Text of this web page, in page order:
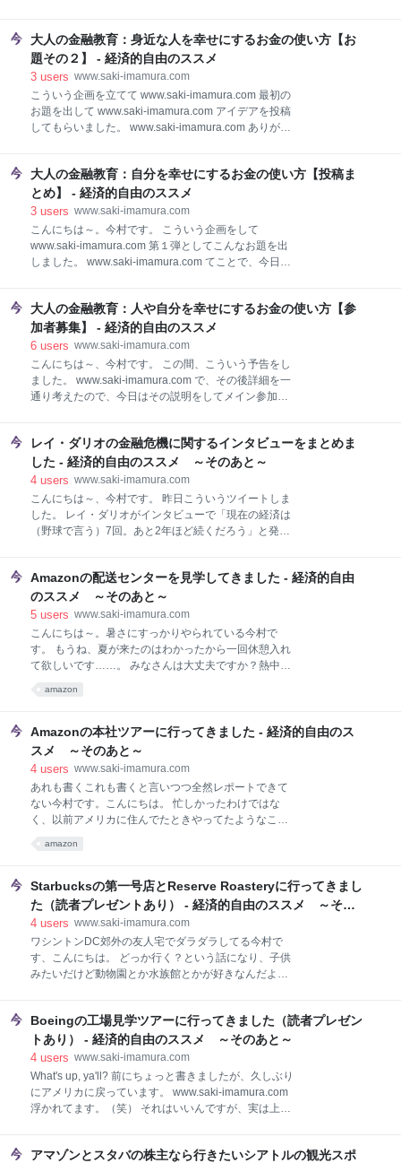
(@kazkazkazuu) November 8, 2018 今
やるつもりなんですが、その関連でビリオネアたちは
どんなお金の使い方をして世の中に貢献しているのか
についてちょっと書きます。 まあビリオネアの財力っ
て一般人とは次元が違いますからね、できることの規
模も当然全く違うっていうのは確かにあります。 でも
それぞれのアプローチを見ているとなかなか興味深い
ン・マスク ジェフ・ベゾス まとめ ウォーレン・バフ
ェット アメリカの慈善家の中で一番多額の寄付をして
いるのがバフェットおじさんです。 毎年バークシャ
大人の金融教育：身近な人を幸せにするお金の使い方【お
題その２】 - 経済的自由のススメ
3 users www.saki-imamura.com
こういう企画を立てて www.saki-imamura.com 最初の
お題を出して www.saki-imamura.com アイデアを投稿
してもらいました。 www.saki-imamura.com ありがと
人の金融教育：#自分を幸せにするお金の使い方 の人
気投票です。 いろいろなアングルがあってどれも参考
になるので是非内容を読んで投票してください。
https://t.co/RxtXuNO0zv — 今村咲 (@saki_imamura)
November 4, 2018 ……ということで、次のお題に行
きますよ。 メイン参加者 Hanaさん KAKA’くん ころす
ナルールの盲点 良かれ
大人の金融教育：自分を幸せにするお金の使い方【投稿ま
とめ】 - 経済的自由のススメ
3 users www.saki-imamura.com
こんにちは～。今村です。 こういう企画をして
www.saki-imamura.com 第１弾としてこんなお題を出
しました。 www.saki-imamura.com てことで、今日は
guriguradonguriさん 石清水鳩子さん appleさん
KAKA’くん ころすけくん 今村咲 人気投票 まとめ 次回
の予告 自分を幸せにするお金の使い方あれこれ 投稿順
にリストしています。みなさんありがとうございまし
た！ guriguradonguriさん 真っ先に投稿してくれたの
は@guriguradonguriさんでした。 素敵な企画ありが
に出す。返事は待たないけれど貰うと嬉しい。相手の
顔を思い浮かべて書いて
大人の金融教育：人や自分を幸せにするお金の使い方【参
加者募集】 - 経済的自由のススメ
6 users www.saki-imamura.com
こんにちは～、今村です。 この間、こういう予告をし
ました。 www.saki-imamura.com で、その後詳細を一
通り考えたので、今日はその説明をしてメイン参加者
しいです。 人や自分を幸せにするお金の使い方を考え
る意義 企画の概要 基本的な流れ 参加方法 ベスト賞 お
こづかいと賞金の受け渡し方法 メイン参加 概要 応募
資格・条件 応募方法 募集期間 選考 問い合わせ 最後に
人や自分を幸せにするお金の使い方を考える意義 ずー
っと前にこういうツイートをしました。 お金に関する
の仕方 若くてスキルも資産もないうちは1、4、3、2
仕事ができるようになってきたら1、3、2、4
レイ・ダリオの金融危機に関するインタビューをまとめま
した - 経済的自由のススメ ～そのあと～
4 users www.saki-imamura.com
こんにちは～、今村です。 昨日こういうツイートしま
した。 レイ・ダリオがインタビューで「現在の経済は
（野球で言う）7回。あと2年ほど続くだろう」と発
れないが、深刻な社会的・政治的な問題になるだろ
う、とのこと。https://t.co/QbjyqZV0XI— 今村咲
(@saki_imamura) 2018年9月11日 実は、このツイー
トした時点では記事の真ん中にある動画（インタビュ
ーの最初の4分）だけしか観ていませんでした。でも
その後記事の一番下にあるフルバージョンを全部観た
なも知りたいかな？と思ったので、一応まとめておき
経済のサイクル 現在のサイクルの段階 今回の状況に似
ている債務危機 深刻な
Amazonの配送センターを見学してきました - 経済的自由
のススメ ～そのあと～
5 users www.saki-imamura.com
こんにちは～。暑さにすっかりやられている今村で
す。 もうね、夏が来たのはわかったから一回休憩入れ
て欲しいです……。 みなさんは大丈夫ですか？熱中症
れていて、注文が入るとコンピューターが商品をピッ
クアップする最短ルートを提示する仕組み。あたしが
見学したチェスターの配送センターも似た感じ。
2018年7月17日 あらー、チェスターのAmazon配送セ
ンターのレポート書くって言ってて忘れてたよ……と
思ったので、また優先順位が引き下げられちゃって忘
れ去られちゃう前に書いておこうと思います。 ツアー
amazon
Amazonの本社ツアーに行ってきました - 経済的自由のス
スメ ～そのあと～
4 users www.saki-imamura.com
あれも書くこれも書くと言いつつ全然レポートできて
ない今村です。こんにちは。 忙しかったわけではな
く、以前アメリカに住んでたときやってたようなこと
とを全部捨ててました。（笑） でも昨日で大体一通り
「アメリカでやりたいことリスト」をこなし終わった
気がするので、とりあえずAmazonの本社ツアーのレ
Amazon本社ツアー概要 ビルやAmazonロッカーに名
前がついていて面白い コミュニティに密着している
Community Banana Stand ホームレスシェルター
類の犬好き まとめ Amazon本社ツアー概要 ここでちょ
っと説明した
amazon
Starbucksの第一号店とReserve Roasteryに行ってきまし
た（読者プレゼントあり） - 経済的自由のススメ ～その
あと～
4 users www.saki-imamura.com
ワシントンDC郊外の友人宅でダラダラしてる今村で
す、こんにちは。 どっか行く？という話になり、子供
みたいだけど動物園とか水族館とかが好きなんだよね
ミソニアン国立動物園に行ったらあたし以上にダラダ
ラしてるカメがいた。 pic.twitter.com/cqXWBPejza—
今村咲 (@saki_imamura) 2018年6月2日 で、その後ご
飯食べに行ってビール飲んで、夜はケーキ食べなから
ダラダラおしゃべりしてたら１日終わっちゃいまし
た。 てことで、今日は昨日書こうと思ってた
Reserve Roastery 読者プレゼント 応募手順 抽選ルー
Boeingの工場見学ツアーに行ってきました（読者プレゼン
トあり） - 経済的自由のススメ ～そのあと～
4 users www.saki-imamura.com
What's up, ya'll? 前にちょっと書きましたが、久しぶり
にアメリカに戻っています。 www.saki-imamura.com
浮かれてます。（笑） それはいいんですが、実は上の
今年に入ってから閉店していたことが判明。なんてこ
アマゾンとスタバの株主なら行きたいシアトルの観光スポ